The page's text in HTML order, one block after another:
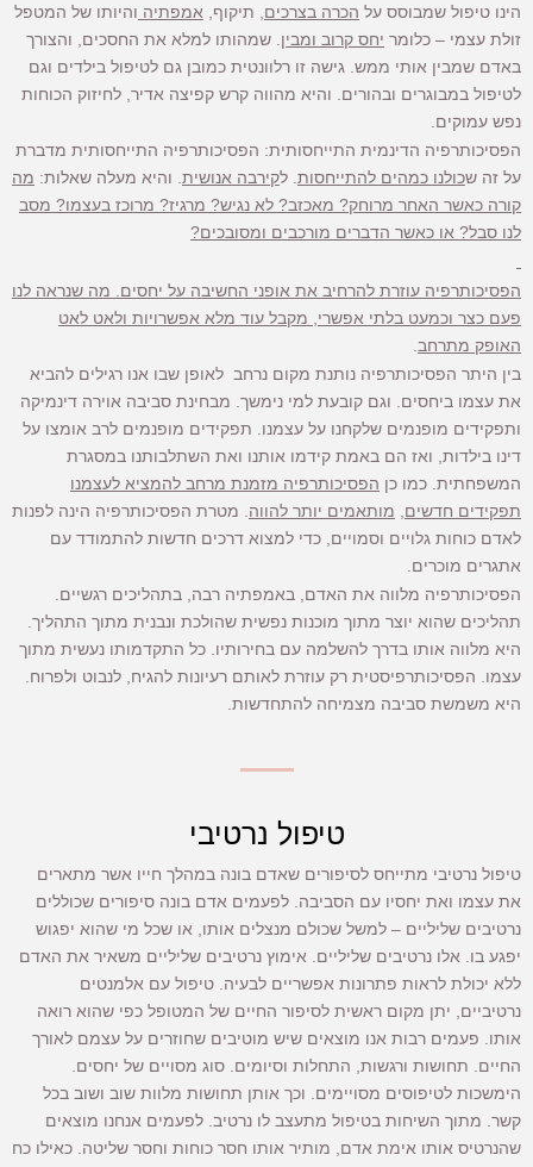
הינו טיפול שמבוסס על הכרה בצרכים , תיקוף, אמפתיה והיותו של המטפל
זולת עצמי – כלומר יחס קרוב ומבין . שמהותו למלא את החסכים, והצורך
באדם שמבין אותי ממש. גישה זו רלוונטית כמובן גם לטיפול בילדים וגם
לטיפול במבוגרים ובהורים. והיא מהווה קרש קפיצה אדיר, לחיזוק הכוחות
נפש עמוקים.
הפסיכותרפיה הדינמית התייחסותית: הפסיכותרפיה התייחסותית מדברת
על זה שכולנו כמהים להתייחסות . לקירבה אנושית . והיא מעלה שאלות: מה
קורה כאשר האחר מרוחק? מאכזב? לא נגיש? מרגיז? מרוכז בעצמו? מסב
לנו סבל? או כאשר הדברים מורכבים ומסובכים?
הפסיכותרפיה עוזרת להרחיב את אופני החשיבה על יחסים. מה שנראה לנו
פעם כצר וכמעט בלתי אפשרי, מקבל עוד מלא אפשרויות ולאט לאט
האופק מתרחב
בין היתר הפסיכותרפיה נותנת מקום נרחב לאופן שבו אנו רגילים להביא
את עצמו ביחסים. וגם קובעת למי נימשך. מבחינת סביבה אוירה דינמיקה
ותפקידים מופנמים שלקחנו על עצמנו. תפקידים מופנמים לרב אומצו על
דינו בילדות, ואז הם באמת קידמו אותנו ואת השתלבותנו במסגרת
המשפחתית. כמו כן הפסיכותרפיה מזמנת מרחב להמציא לעצמנו
תפקידים חדשים, מותאמים יותר להווה. מטרת הפסיכותרפיה הינה לפנות
לאדם כוחות גלויים וסמויים, כדי למצוא דרכים חדשות להתמודד עם
אתגרים מוכרים.
הפסיכותרפיה מלווה את האדם, באמפתיה רבה, בתהליכים רגשיים.
תהליכים שהוא יוצר מתוך מוכנות נפשית שהולכת ונבנית מתוך התהליך.
היא מלווה אותו בדרך להשלמה עם בחירותיו. כל התקדמותו נעשית מתוך
עצמו. הפסיכותרפיסטית רק עוזרת לאותם רעיונות להגיח, לנבוט ולפרוח.
היא משמשת סביבה מצמיחה להתחדשות.
טיפול נרטיבי
טיפול נרטיבי מתייחס לסיפורים שאדם בונה במהלך חייו אשר מתארים
את עצמו ואת יחסיו עם הסביבה. לפעמים אדם בונה סיפורים שכוללים
נרטיבים שליליים – למשל שכולם מנצלים אותו, או שכל מי שהוא יפגוש
יפגע בו. אלו נרטיבים שליליים. אימוץ נרטיבים שליליים משאיר את האדם
ללא יכולת לראות פתרונות אפשריים לבעיה. טיפול עם אלמנטים
נרטיביים, יתן מקום ראשית לסיפור החיים של המטופל כפי שהוא רואה
אותו. פעמים רבות אנו מוצאים שיש מוטיבים שחוזרים על עצמם לאורך
החיים. תחושות ורגשות, התחלות וסיומים. סוג מסויים של יחסים.
הימשכות לטיפוסים מסויימים. וכך אותן תחושות מלוות שוב ושוב בכל
קשר. מתוך השיחות בטיפול מתעצב לו נרטיב. לפעמים אנחנו מוצאים
שהנרטיס אותו אימת אדם, מותיר אותו חסר כוחות וחסר שליטה. כאילו כח